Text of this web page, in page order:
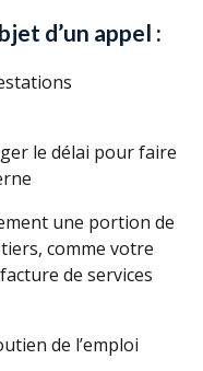
d’un appel :
le délai pour faire
une portion de
comme votre
de services
de l’emploi